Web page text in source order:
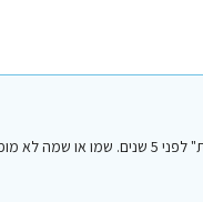
הפוסט הנ"ל נכתב על ידי אחד מחברי או חברות